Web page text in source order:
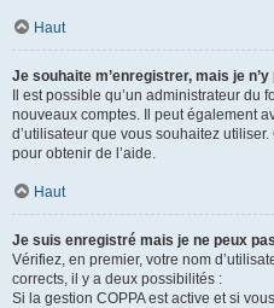
Haut
Je souhaite m’enregistrer, mais je
Il est possible qu’un administrateur du
nouveaux comptes. Il peut également
d’utilisateur que vous souhaitez
pour obtenir de l’aide.
Haut
Je suis enregistré mais je ne peux
Vérifiez, en premier, votre nom
corrects, il y a deux possibilités :
Si la gestion COPPA est active et si